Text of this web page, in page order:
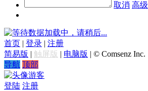
取消 高级
数据加载中，请稍后...
首页
登录
注册
简易版
触屏版 电脑版
© Comsenz Inc.
导航 顶部
游客
登陆 注册